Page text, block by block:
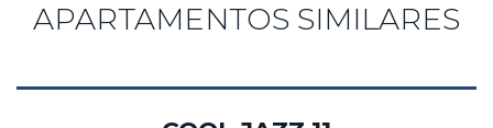
APARTAMENTOS SIMILARES